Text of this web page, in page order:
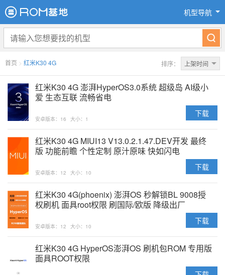
机型导航
首页 > 红米K30 4G 排序： 上架时间
红米K30 4G 澎湃HyperOS3.0系统 超级岛 AI级小
爱 生态互联 流畅省电
安卓版本：16 大小：1
下载
红米K30 4G MIUI13 V13.0.2.1.47.DEV开发 最终
版 功能前瞻 个性定制 原汁原味 快如闪电
安卓版本：12 大小：10
下载
红米K30 4G(phoenix) 澎湃OS 秒解锁BL 9008授
权刷机 面具root权限 刷国际/欧版 降级出厂
安卓版本：12 大小：10
下载
红米K30 4G HyperOS澎湃OS 刷机包ROM 专用版
面具ROOT权限